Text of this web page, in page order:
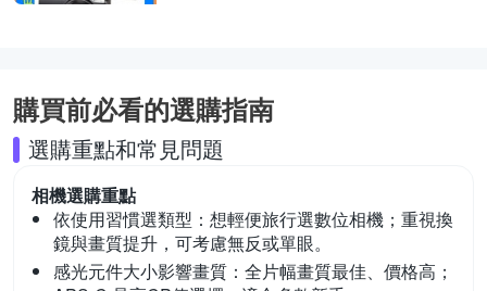
購買前必看的選購指南
選購重點和常見問題
相機選購重點
依使用習慣選類型： 想輕便旅行選數位相機；重視換
鏡與畫質提升，可考慮無反或單眼。
感光元件大小影響畫質： 全片幅畫質最佳、價格高；